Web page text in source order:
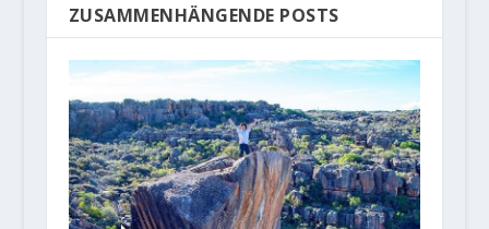
ZUSAMMENHÄNGENDE POSTS